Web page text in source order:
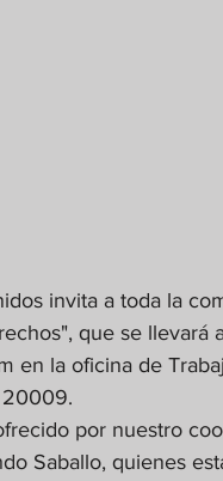
invita a toda la
que se llevará
en la oficina de
20009.
por nuestro
Saballo, quienes